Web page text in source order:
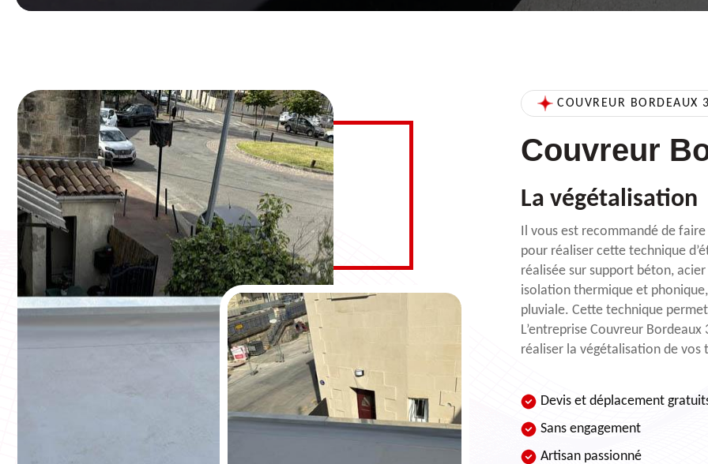
COUVREUR BORDEAUX
Couvreur
La végétalisation
Il vous est recommandé de
pour réaliser cette technique
réalisée sur support béton,
isolation thermique et
pluviale. Cette technique
L’entreprise Couvreur
réaliser la végétalisation de
Devis et déplacement
Sans engagement
Artisan passionné